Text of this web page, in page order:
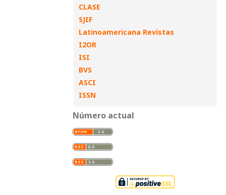
CLASE
SJIF
Latinoamericana Revistas
I2OR
ISI
BVS
ASCI
ISSN
Número actual